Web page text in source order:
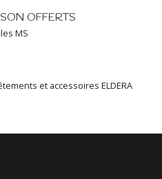
OFFERTS
MS
et accessoires ELDERA